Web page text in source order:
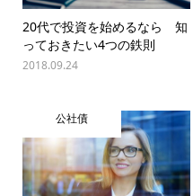
20代で投資を始めるなら 知
っておきたい4つの鉄則
2018.09.24
公社債